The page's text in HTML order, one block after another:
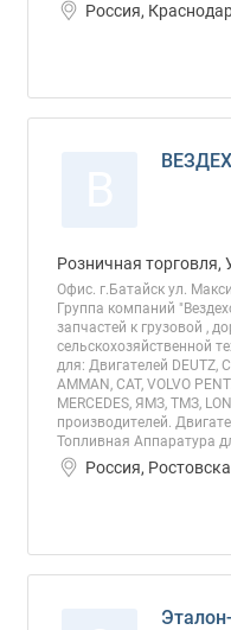
Россия,
Розничная торговля,
Офис. г.Батайск ул.
Группа компаний
запчастей к грузовой ,
сельскохозяйственной
для: Двигателей DEUTZ,
AMMAN, CAT, VOLVO
MERCEDES, ЯМЗ, ТМЗ,
производителей.
Топливная Аппаратура
Россия,